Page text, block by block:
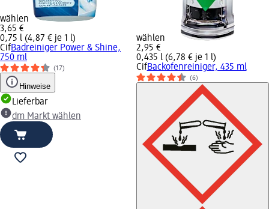
wählen
3,65 €
0,75 l (4,87 € je 1 l)
CifBadreiniger Power & Shine,
750 ml
(17)
Hinweise
Lieferbar
dm Markt wählen
wählen
2,95 €
0,435 l (6,78 € je 1 l)
CifBackofenreiniger, 435 ml
(6)